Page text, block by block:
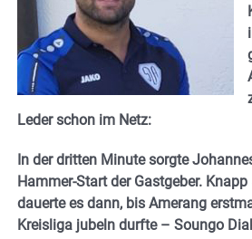
Leder schon im Netz:
In der dritten Minute sorgte
Hammer-Start der Gastgeber.
dauerte es dann, bis Amerang
Kreisliga jubeln durfte – Soungo